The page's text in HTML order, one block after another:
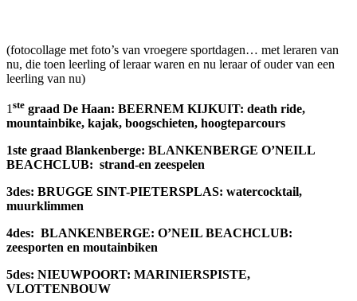
(fotocollage met foto’s van vroegere sportdagen… met leraren van
nu, die toen leerling of leraar waren en nu leraar of ouder van een
leerling van nu)
1 ste graad De Haan: BEERNEM KIJKUIT: death ride,
mountainbike, kajak, boogschieten, hoogteparcours
1ste graad Blankenberge: BLANKENBERGE O’NEILL
BEACHCLUB: strand-en zeespelen
3des: BRUGGE SINT-PIETERSPLAS: watercocktail,
muurklimmen
4des: BLANKENBERGE: O’NEIL BEACHCLUB:
zeesporten en moutainbiken
5des: NIEUWPOORT: MARINIERSPISTE,
VLOTTENBOUW